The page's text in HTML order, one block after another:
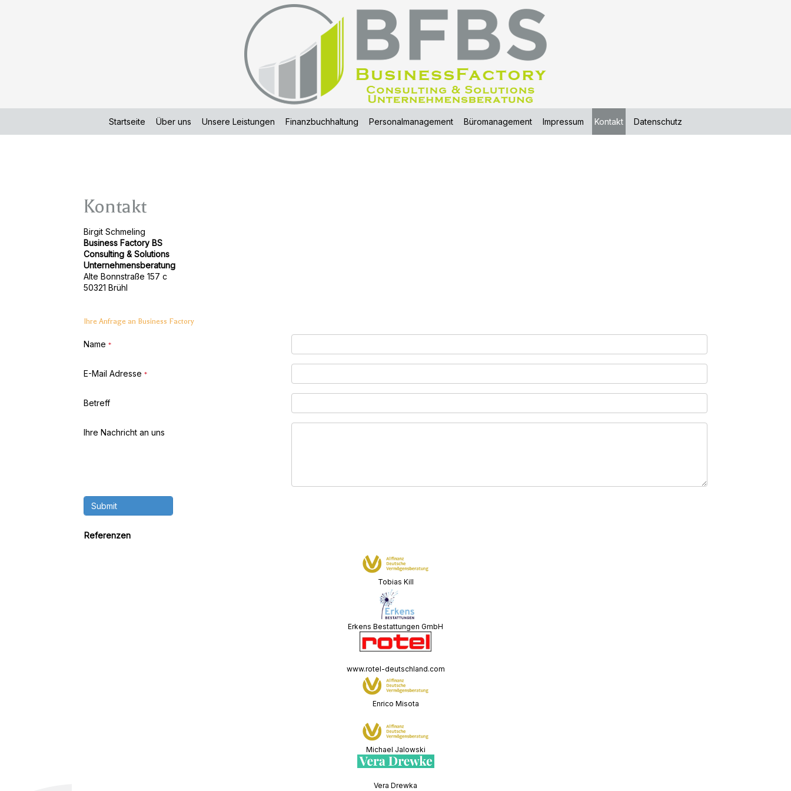
Startseite Über uns Unsere Leistungen Finanzbuchhaltung Personalmanagement Büromanagement Impressum Kontakt Datenschutz
Kontakt
Birgit Schmeling
Business Factory BS
Consulting & Solutions
Unternehmensberatung
Alte Bonnstraße 157 c
50321 Brühl
Ihre Anfrage an Business Factory
Name *
E-Mail Adresse *
Betreff
Ihre Nachricht an uns
Submit
Referenzen
Tobias Kill
Erkens Bestattungen GmbH
www.rotel-deutschland.com
Enrico Misota
Michael Jalowski
Vera Drewka